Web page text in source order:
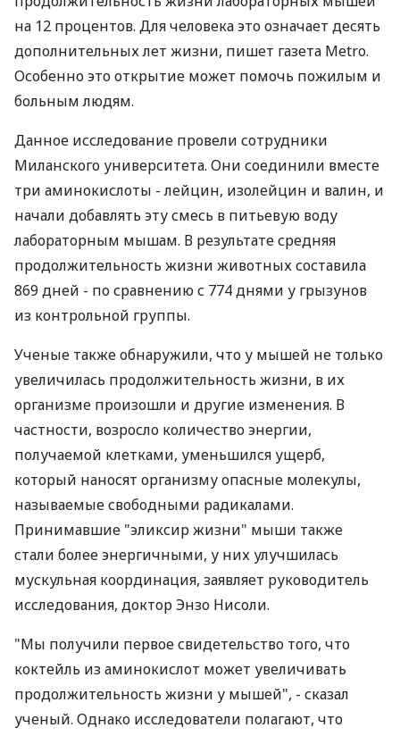
на 12 процентов. Для человека это означает десять
дополнительных лет жизни, пишет газета Metro.
Особенно это открытие может помочь пожилым и
больным людям.
Данное исследование провели сотрудники
Миланского университета. Они соединили вместе
три аминокислоты - лейцин, изолейцин и валин, и
начали добавлять эту смесь в питьевую воду
лабораторным мышам. В результате средняя
продолжительность жизни животных составила
869 дней - по сравнению с 774 днями у грызунов
из контрольной группы.
Ученые также обнаружили, что у мышей не только
увеличилась продолжительность жизни, в их
организме произошли и другие изменения. В
частности, возросло количество энергии,
получаемой клетками, уменьшился ущерб,
который наносят организму опасные молекулы,
называемые свободными радикалами.
Принимавшие "эликсир жизни" мыши также
стали более энергичными, у них улучшилась
мускульная координация, заявляет руководитель
исследования, доктор Энзо Нисоли.
"Мы получили первое свидетельство того, что
коктейль из аминокислот может увеличивать
продолжительность жизни у мышей", - сказал
ученый. Однако исследователи полагают, что